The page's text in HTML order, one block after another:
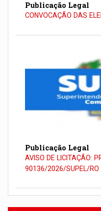
Publicação Legal
CONVOCAÇÃO DAS
Publicação Legal
AVISO DE LICITAÇÃO:
90136/2026/SUPEL/RO